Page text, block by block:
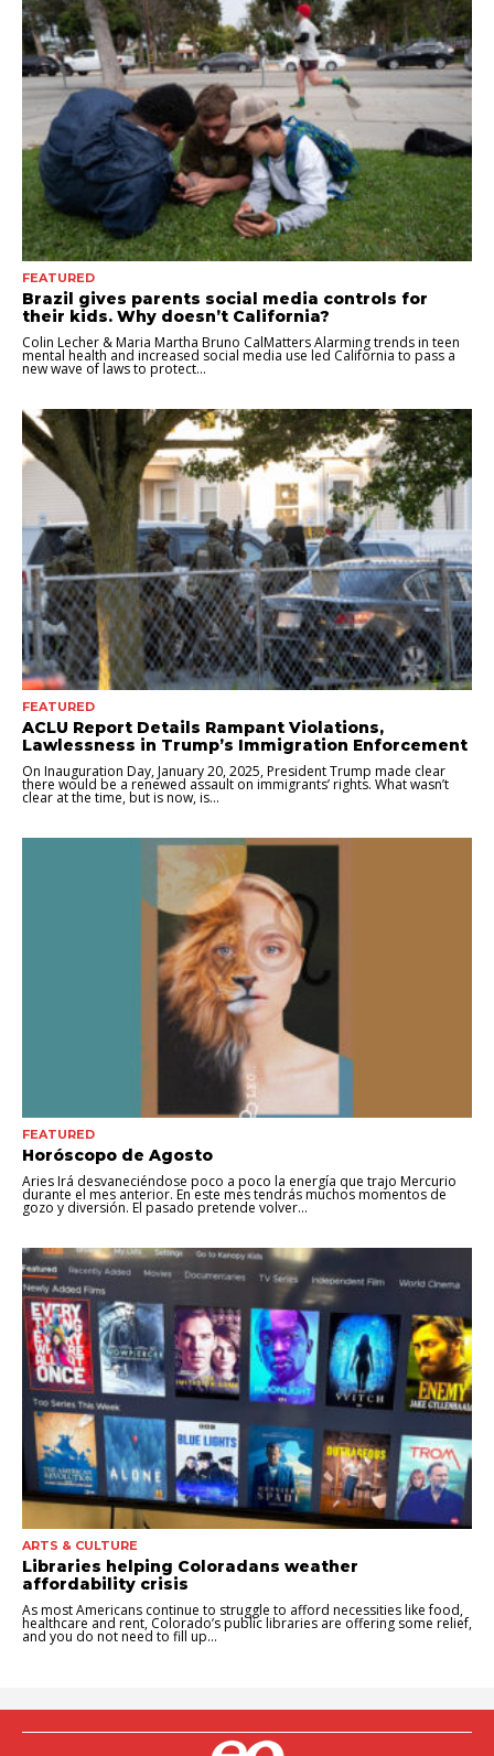
FEATURED
Brazil gives parents social media controls for
their kids. Why doesn’t California?
Colin Lecher & Maria Martha Bruno CalMatters Alarming trends in teen
mental health and increased social media use led California to pass a
new wave of laws to protect...
FEATURED
ACLU Report Details Rampant Violations,
Lawlessness in Trump’s Immigration Enforcement
On Inauguration Day, January 20, 2025, President Trump made clear
there would be a renewed assault on immigrants’ rights. What wasn’t
clear at the time, but is now, is...
FEATURED
Horóscopo de Agosto
Aries Irá desvaneciéndose poco a poco la energía que trajo Mercurio
durante el mes anterior. En este mes tendrás muchos momentos de
gozo y diversión. El pasado pretende volver...
ARTS & CULTURE
Libraries helping Coloradans weather
affordability crisis
As most Americans continue to struggle to afford necessities like food,
healthcare and rent, Colorado’s public libraries are offering some relief,
and you do not need to fill up...